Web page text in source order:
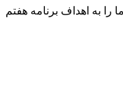
مشوق و تأمین منابع مالی ما را به اهداف برنامه هفتم